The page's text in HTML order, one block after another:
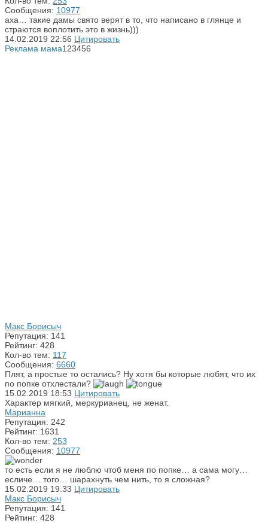
Сообщения: 10977
аха… такие дамы свято верят в то, что написано в глянце и
страются воплотить это в жизнь)))
14.02.2019 22:56 Цитировать
Реклама мама123456
Макс Борисыч
Репутация: 141
Рейтинг: 428
Кол-во тем: 117
Сообщения: 6660
Плят, а простые то остались? Ну хотя бы которые любят, что их
по попке отхлестали?
15.02.2019 18:53 Цитировать
Характер мягкий, меркурианец, не женат.
Марианна
Репутация: 242
Рейтинг: 1631
Кол-во тем: 253
Сообщения: 10977
то есть если я не люблю чтоб меня по попке… а сама могу…
есличе… того… шарахнуть чем нить, то я сложная?
15.02.2019 19:33 Цитировать
Макс Борисыч
Репутация: 141
Рейтинг: 428